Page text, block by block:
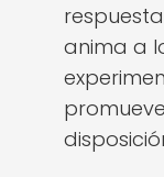
anima a